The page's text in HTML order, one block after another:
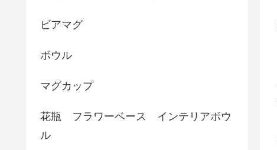
ビアマグ
ボウル
マグカップ
花瓶 フラワーベース インテリアボウ
ル